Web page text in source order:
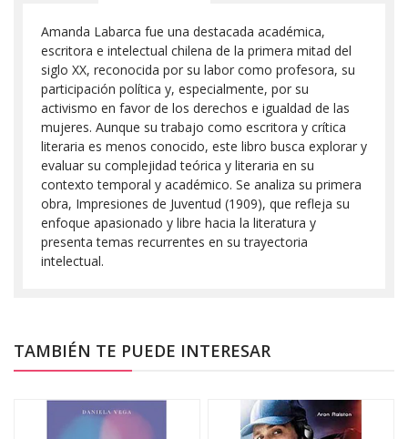
Amanda Labarca fue una destacada académica,
escritora e intelectual chilena de la primera mitad del
siglo XX, reconocida por su labor como profesora, su
participación política y, especialmente, por su
activismo en favor de los derechos e igualdad de las
mujeres. Aunque su trabajo como escritora y crítica
literaria es menos conocido, este libro busca explorar y
evaluar su complejidad teórica y literaria en su
contexto temporal y académico. Se analiza su primera
obra, Impresiones de Juventud (1909), que refleja su
enfoque apasionado y libre hacia la literatura y
presenta temas recurrentes en su trayectoria
intelectual.
TAMBIÉN TE PUEDE INTERESAR